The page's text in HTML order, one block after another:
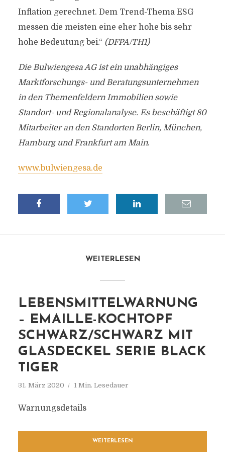
Inflation gerechnet. Dem Trend-Thema ESG
messen die meisten eine eher hohe bis sehr
hohe Bedeutung bei.“ (DFPA/TH1)
Die Bulwiengesa AG ist ein unabhängiges
Marktforschungs- und Beratungsunternehmen
in den Themenfeldern Immobilien sowie
Standort- und Regionalanalyse. Es beschäftigt 80
Mitarbeiter an den Standorten Berlin, München,
Hamburg und Frankfurt am Main.
www.bulwiengesa.de
WEITERLESEN
LEBENSMITTELWARNUNG
– EMAILLE-KOCHTOPF
SCHWARZ/SCHWARZ MIT
GLASDECKEL SERIE BLACK
TIGER
31. März 2020 1 Min. Lesedauer
Warnungsdetails
WEITERLESEN